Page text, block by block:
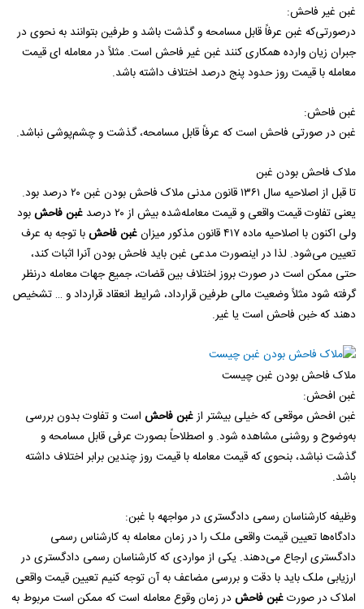
غبن غیر فاحش:
درصورتی‌که غبن عرفاً قابل مسامحه و گذشت باشد و طرفین بتوانند به نحوی در
جبران زیان وارده همکاری کنند غبن غیر فاحش است. مثلاً در معامله ای قیمت
معامله با قیمت روز حدود پنج درصد اختلاف داشته باشد.
غبن فاحش:
غبن در صورتی فاحش است که عرفاً قابل مسامحه، گذشت و چشم‌پوشی نباشد.
ملاک فاحش بودن غبن
تا قبل از اصلاحیه سال ۱۳۶۱ قانون مدنی ملاک فاحش بودن غبن ۲۰ درصد بود.
یعنی تفاوت قیمت واقعی و قیمت معامله‌شده بیش از ۲۰ درصد
غبن فاحشبود
ولی اکنون با اصلاحیه ماده ۴۱۷ قانون مذکور میزان
غبن فاحشبا توجه به عرف
تعیین می‌شود. لذا در اینصورت مدعی غبن باید فاحش بودن آنرا اثبات کند،
حتی ممکن است در صورت بروز اختلاف بین قضات، جمیع جهات معامله درنظر
گرفته شود مثلاً وضعیت مالی طرفین قرارداد، شرایط انعقاد قرارداد و … تشخیص
دهند که خبن فاحش است یا غیر.
ملاک فاحش بودن غبن چیست
غبن افحش:
غبن افحش موقعی که خیلی بیشتر ازغبن فاحش است و تفاوت بدون بررسی
به‌وضوح و روشنی مشاهده شود. و اصطلاحاً بصورت عرفی قابل مسامحه و
گذشت نباشد، بنحوی که قیمت معامله با قیمت روز چندین برابر اختلاف داشته
باشد.
وظیفه کارشناسان رسمی دادگستری در مواجهه با غبن:
دادگاه‌ها تعیین قیمت واقعی ملک را در زمان معامله به کارشناس رسمی
دادگستری ارجاع می‌دهند. یکی از مواردی که کارشناسان رسمی دادگستری در
ارزیابی ملک باید با دقت و بررسی مضاعف به آن توجه کنیم تعیین قیمت واقعی
املاک در صورتغبن فاحش در زمان وقوع معامله است که ممکن است مربوط به